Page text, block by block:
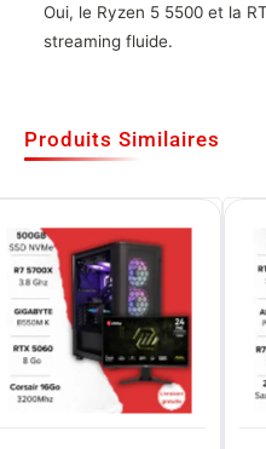
Oui, le Ryzen 5 5500 et la
streaming fluide.
Produits Similaires